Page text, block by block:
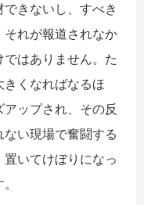
きないし、すべき
れが報道されなか
はありません。た
くなればなるほ
ップされ、その反
い現場で奮闘する
いてけぼりになっ